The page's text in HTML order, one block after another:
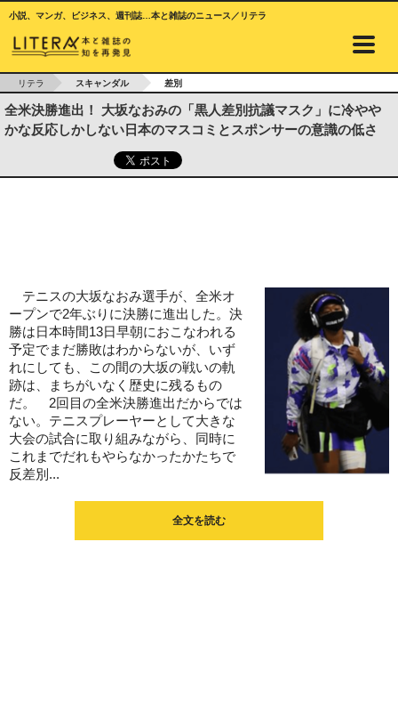
小説、マンガ、ビジネス、週刊誌…本と雑誌のニュース／リテラ
リテラ スキャンダル 差別
全米決勝進出！ 大坂なおみの「黒人差別抗議マスク」に冷やや
かな反応しかしない日本のマスコミとスポンサーの意識の低さ
テニスの大坂なおみ選手が、全米オ
ープンで2年ぶりに決勝に進出した。決
勝は日本時間13日早朝におこなわれる
予定でまだ勝敗はわからないが、いず
れにしても、この間の大坂の戦いの軌
跡は、まちがいなく歴史に残るもの
だ。 2回目の全米決勝進出だからでは
ない。テニスプレーヤーとして大きな
大会の試合に取り組みながら、同時に
これまでだれもやらなかったかたちで
反差別...
全文を読む